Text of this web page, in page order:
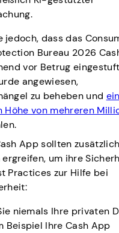
jedoch, dass das
Bureau 2026
vor Betrug
angewiesen,
zu beheben und
Höhe von mehreren
App sollten
um ihre
Practices zur Hilfe bei
niemals Ihre privaten
Beispiel Ihre Cash App